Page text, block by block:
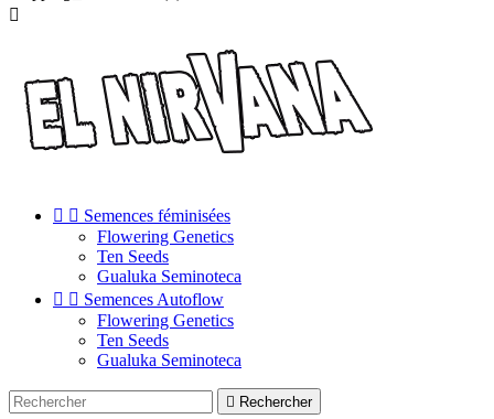

  Semences féminisées
Flowering Genetics
Ten Seeds
Gualuka Seminoteca
  Semences Autoflow
Flowering Genetics
Ten Seeds
Gualuka Seminoteca
 Rechercher